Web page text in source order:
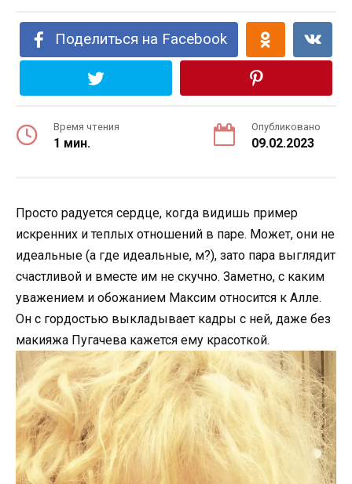
Поделиться на Facebook
Время чтения
1 мин.
Опубликовано
09.02.2023
Просто радуется сердце, когда видишь пример
искренних и теплых отношений в паре. Может, они не
идеальные (а где идеальные, м?), зато пара выглядит
счастливой и вместе им не скучно. Заметно, с каким
уважением и обожанием Максим относится к Алле.
Он с гордостью выкладывает кадры с ней, даже без
макияжа Пугачева кажется ему красоткой.